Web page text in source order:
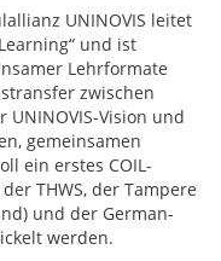
UNINOVIS leitet
und ist
Lehrformate
zwischen
Vision und
gemeinsamen
ein erstes COIL-
THWS, der Tampere
und der German-
werden.